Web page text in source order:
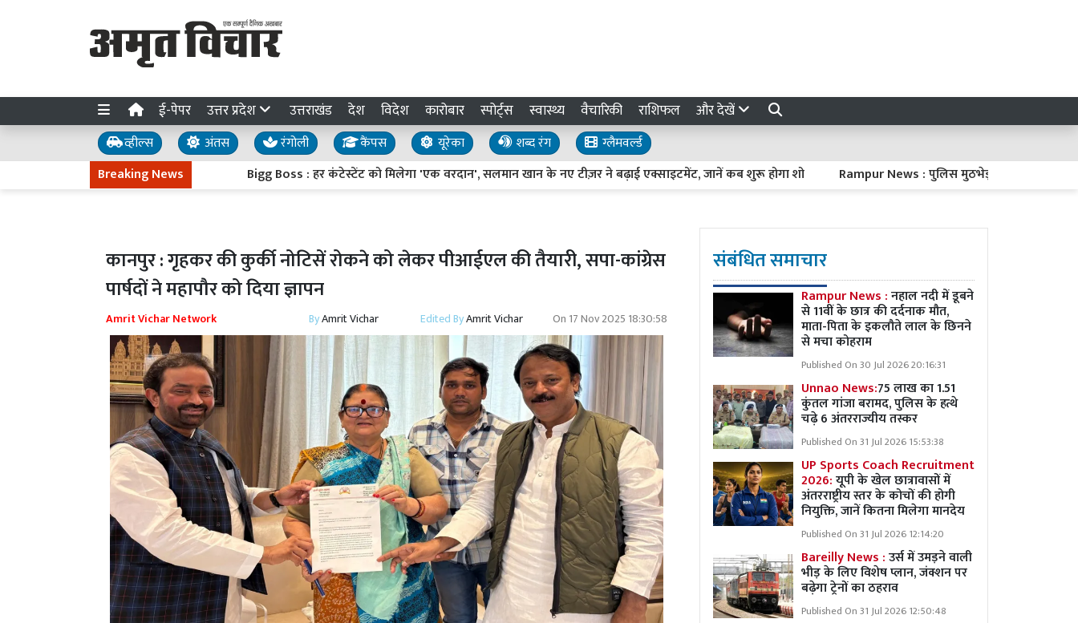
ई-पेपर उत्तर प्रदेश उत्तराखंड देश विदेश कारोबार स्पोर्ट्स स्वास्थ्य वैचारिकी राशिफल और देखें
व्हील्स अंतस रंगोली कैंपस यूरेका शब्द रंग
ग्लैमवर्ल्ड
Breaking News
Bigg Boss : हर कंटेस्टेंट को मिलेगा 'एक वरदान', सलमान खान के नए टीज़र ने बढ़ाई एक्साइटमेंट, जानें कब शुरू होगा शो Rampur News : पुलिस मुठभेड़ में गोकशी का आरोपी
कानपुर : गृहकर की कुर्की नोटिसें रोकने को लेकर पीआईएल की तैयारी, सपा-कांग्रेस
पार्षदों ने महापौर को दिया ज्ञापन
Amrit Vichar Network ByAmrit Vichar Edited ByAmrit Vichar On 17 Nov 2025 18:30:58
संबंधित समाचार
Rampur News :नहाल नदी में डूबने
से 11वीं के छात्र की दर्दनाक मौत,
माता-पिता के इकलौते लाल के छिनने
से मचा कोहराम
Published On 30 Jul 2026 20:16:31
Unnao News:75 लाख का 1.51
कुंतल गांजा बरामद, पुलिस के हत्थे
चढ़े 6 अंतरराज्यीय तस्कर
Published On 31 Jul 2026 15:53:38
UP Sports Coach Recruitment
2026:यूपी के खेल छात्रावासों में
अंतरराष्ट्रीय स्तर के कोचों की होगी
नियुक्ति, जानें कितना मिलेगा मानदेय
Published On 31 Jul 2026 12:14:20
Bareilly News :उर्स में उमड़ने वाली
भीड़ के लिए विशेष प्लान, जंक्शन पर
बढ़ेगा ट्रेनों का ठहराव
Published On 31 Jul 2026 12:50:48